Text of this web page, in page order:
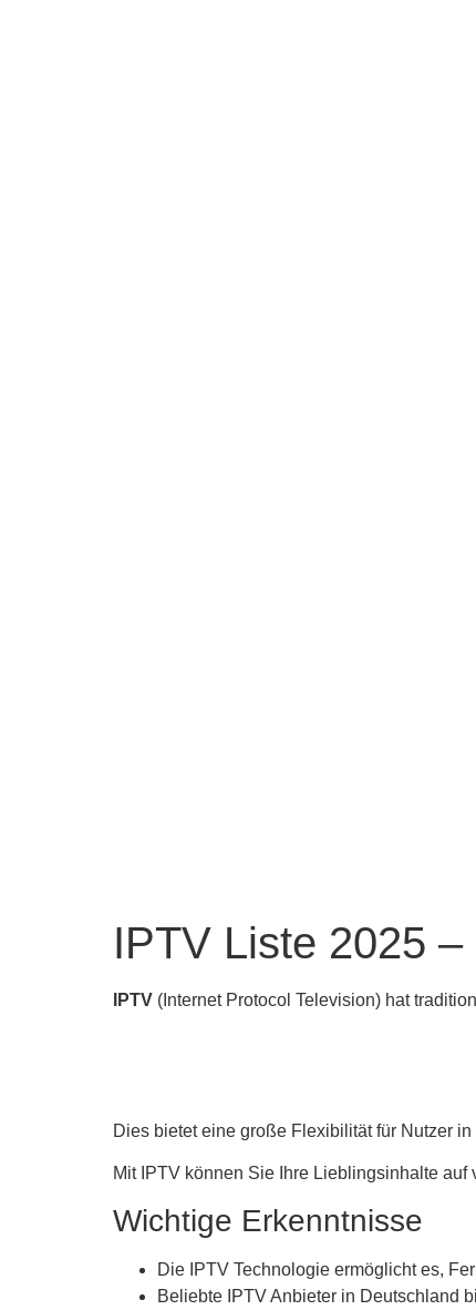
IPTV Liste 2025
IPTV (Internet Protocol Television) hat
Dies bietet eine große Flexibilität für Nutzer
Mit IPTV können Sie Ihre Lieblingsinhalte
Wichtige Erkenntnisse
Die IPTV Technologie ermöglicht es,
Beliebte IPTV Anbieter in Deutschland